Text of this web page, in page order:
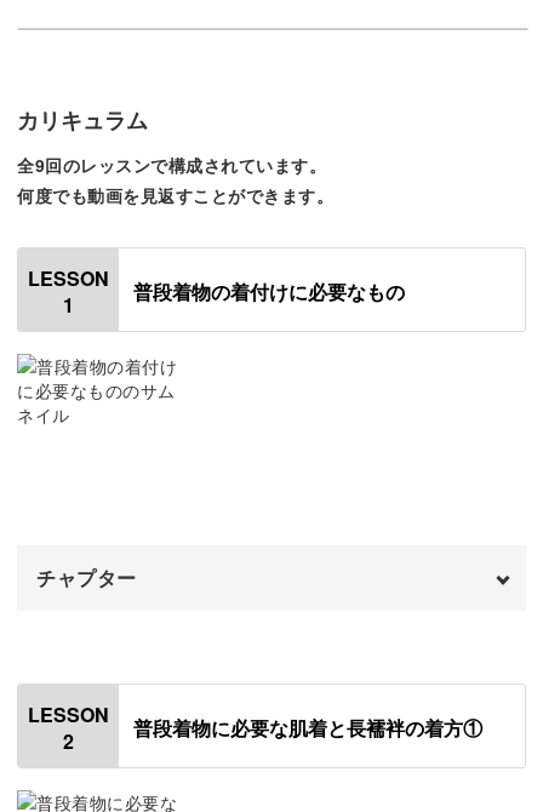
家事や仕事、昼寝もできます
結婚式や入学式など、特別な日だけの装いに思われがちで
す。
その名の通り、普段の生活で洋服と同じように着る着物の
こと。
ありません。
す！
カリキュラム
全9回のレッスンで構成されています。
何度でも動画を見返すことができます。
LESSON
1
普段着物の着付けに必要なもの
チャプター
はじめに
使用アイテム
普段着物とは
LESSON
2
普段着物に必要な肌着と長襦袢の着方①